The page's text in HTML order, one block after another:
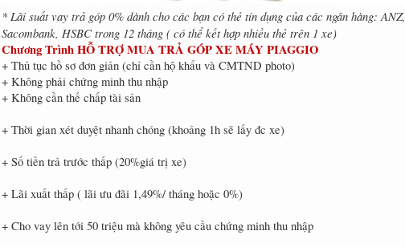
* Lãi suất vay trả góp 0% dành cho các bạn có thẻ tín dụng của các ngân hàng: ANZ,
Sacombank, HSBC trong 12 tháng ( có thể kết hợp nhiều thẻ trên 1 xe)
Chương Trình HỖ TRỢ MUA TRẢ GÓP XE MÁY PIAGGIO
+ Thủ tục hồ sơ đơn giản (chỉ cần hộ khẩu và CMTND photo)
+ Không phải chứng minh thu nhập
+ Không cần thế chấp tài sản
+ Thời gian xét duyệt nhanh chóng (khoảng 1h sẽ lấy đc xe)
+ Số tiền trả trước thấp (20%giá trị xe)
+ Lãi xuất thấp ( lãi ưu đãi 1,49%/ tháng hoặc 0%)
+ Cho vay lên tới 50 triệu mà không yêu cầu chứng minh thu nhập